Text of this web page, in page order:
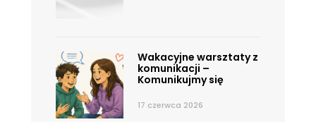
Wakacyjne warsztaty z
komunikacji –
Komunikujmy się
17 czerwca 2026